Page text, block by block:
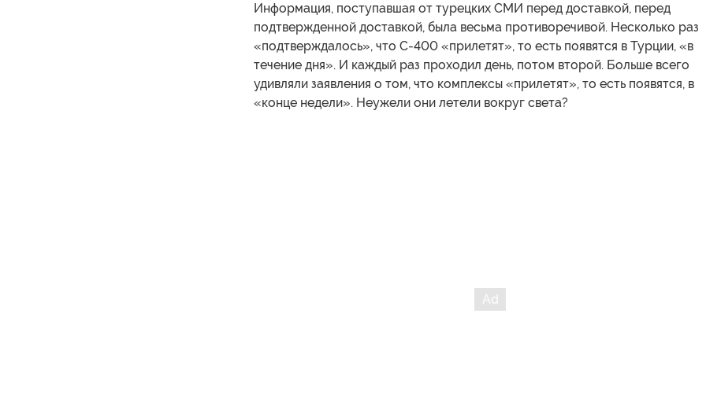
Информация, поступавшая от турецких СМИ перед доставкой, перед
подтвержденной доставкой, была весьма противоречивой. Несколько раз
«подтверждалось», что С-400 «прилетят», то есть появятся в Турции, «в
течение дня». И каждый раз проходил день, потом второй. Больше всего
удивляли заявления о том, что комплексы «прилетят», то есть появятся, в
«конце недели». Неужели они летели вокруг света?